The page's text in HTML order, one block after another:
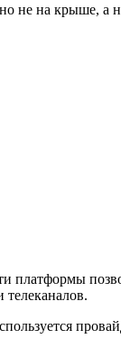
не на крыше, а
платформы